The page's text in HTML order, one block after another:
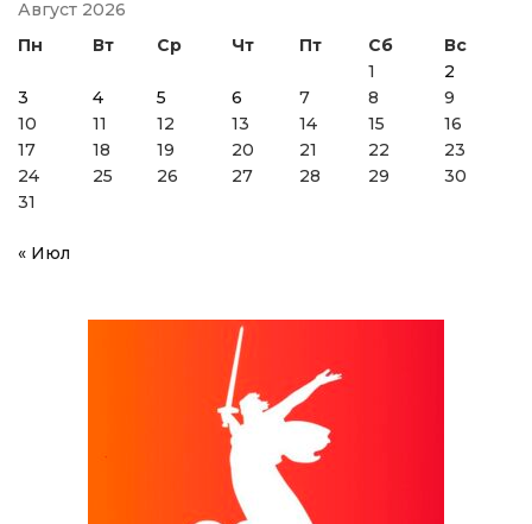
Август 2026
Пн
Вт Ср Чт Пт Сб
Вс
1
2
3
4 5 6 7 8
9
10
11 12 13 14 15
16
17
18 19 20 21 22
23
24
25 26 27 28 29
30
31
« Июл